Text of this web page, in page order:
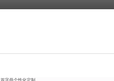
首字母个性化定制